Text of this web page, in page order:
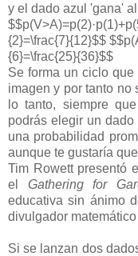
y el dado azul 'gana'
{2}=\frac{7}{12}$$
{6}=\frac{25}{36}$$
Se forma un ciclo
imagen y por tanto no
lo tanto, siempre
podrás elegir un
una probabilidad
aunque te gustaría
Tim Rowett presentó
el Gathering for
educativa sin ánimo
divulgador
Si se lanzan dos